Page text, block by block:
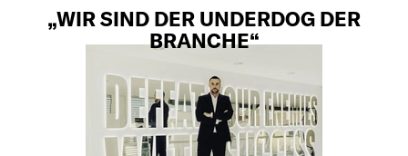
„WIR SIND DER UNDERDOG DER
BRANCHE“